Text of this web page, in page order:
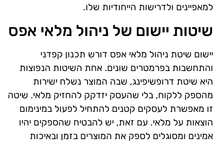
למאפיינים ולדרישות הייחודיות שלו.
שיטות יישום של ניהול מלאי אפס
יישום שיטת ניהול מלאי אפס דורש תכנון קפדני
והתחשבות בפרמטרים שונים. אחת השיטות הנפוצות
היא שיטת דרופשיפינג, שבה המוצר נשלח ישירות
מהספק ללקוח, בלי שהעסק יזדקק להחזיק מלאי. שיטה
זו מאפשרת לעסקים קטנים להתחיל לפעול במינימום
הוצאות על מלאי. עם זאת, יש להבטיח שהספקים יהיו
אמינים ומסוגלים לספק את המוצרים בזמן ובאיכות